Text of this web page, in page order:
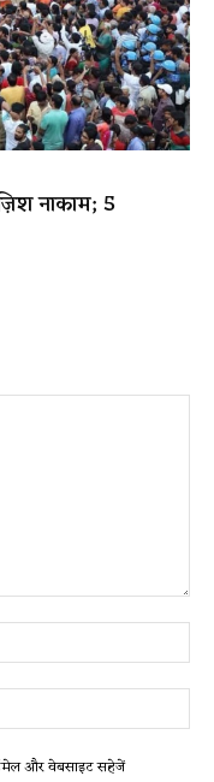
नाकाम; 5
ईमेल और वेबसाइट सहेजें